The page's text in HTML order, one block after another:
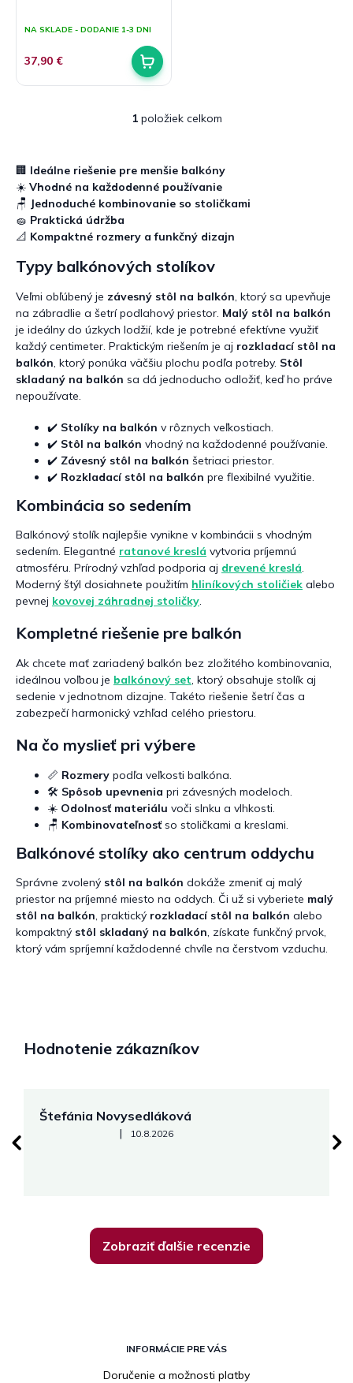
hodnotenie
5,0
5
NA SKLADE - DODANIE 1-3 DNI
37,90 €
O
á
d
a
e
p
r
v
k
y
v
ý
p
i
1položiek celkom
🏢 Ideálne riešenie pre menšie balkóny
☀️ Vhodné na každodenné používanie
🪑 Jednoduché kombinovanie so stoličkami
🧽 Praktická údržba
📐 Kompaktné rozmery a funkčný dizajn
Typy balkónových stolíkov
Veľmi obľúbený je závesný stôl na balkón, ktorý sa upevňuje
na zábradlie a šetrí podlahový priestor. Malý stôl na balkón
je ideálny do úzkych lodžií, kde je potrebné efektívne využiť
každý centimeter. Praktickým riešením je aj rozkladací stôl na
balkón, ktorý ponúka väčšiu plochu podľa potreby. Stôl
skladaný na balkón sa dá jednoducho odložiť, keď ho práve
nepoužívate.
✔️ Stolíky na balkón v rôznych veľkostiach.
✔️ Stôl na balkón vhodný na každodenné používanie.
✔️ Závesný stôl na balkón šetriaci priestor.
✔️ Rozkladací stôl na balkón pre flexibilné využitie.
Kombinácia so sedením
Balkónový stolík najlepšie vynikne v kombinácii s vhodným
sedením. Elegantné ratanové kreslá vytvoria príjemnú
atmosféru. Prírodný vzhľad podporia aj drevené kreslá.
Moderný štýl dosiahnete použitím hliníkových stoličiek alebo
pevnej kovovej záhradnej stoličky.
Kompletné riešenie pre balkón
Ak chcete mať zariadený balkón bez zložitého kombinovania,
ideálnou voľbou je balkónový set, ktorý obsahuje stolík aj
sedenie v jednotnom dizajne. Takéto riešenie šetrí čas a
zabezpečí harmonický vzhľad celého priestoru.
Na čo myslieť pri výbere
📏 Rozmery podľa veľkosti balkóna.
🛠️ Spôsob upevnenia pri závesných modeloch.
☀️ Odolnosť materiálu voči slnku a vlhkosti.
🪑 Kombinovateľnosť so stoličkami a kreslami.
Balkónové stolíky ako centrum oddychu
Správne zvolený stôl na balkón dokáže zmeniť aj malý
priestor na príjemné miesto na oddych. Či už si vyberiete malý
stôl na balkón, praktický rozkladací stôl na balkón alebo
kompaktný stôl skladaný na balkón, získate funkčný prvok,
ktorý vám spríjemní každodenné chvíle na čerstvom vzduchu.
Hodnotenie zákazníkov
Štefánia Novysedláková
Hodnotenie obchodu je 5 z 5 hviezdičiek.
| 10.8.2026
Zobraziť ďalšie recenzie
INFORMÁCIE PRE VÁS
Doručenie a možnosti platby